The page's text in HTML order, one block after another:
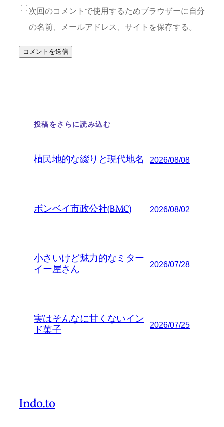
次回のコメントで使用するためブラウザーに自分
の名前、メールアドレス、サイトを保存する。
投稿をさらに読み込む
植民地的な綴りと現代地名 2026/08/08
ボンベイ市政公社(BMC) 2026/08/02
小さいけど魅力的なミター
イー屋さん
2026/07/28
実はそんなに甘くないイン
ド菓子
2026/07/25
Indo.to